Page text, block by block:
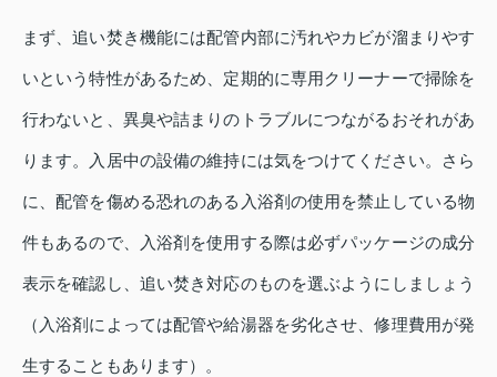
まず、追い焚き機能には配管内部に汚れやカビが溜まりやす
いという特性があるため、定期的に専用クリーナーで掃除を
行わないと、異臭や詰まりのトラブルにつながるおそれがあ
ります。入居中の設備の維持には気をつけてください。さら
に、配管を傷める恐れのある入浴剤の使用を禁止している物
件もあるので、入浴剤を使用する際は必ずパッケージの成分
表示を確認し、追い焚き対応のものを選ぶようにしましょう
（入浴剤によっては配管や給湯器を劣化させ、修理費用が発
生することもあります）。